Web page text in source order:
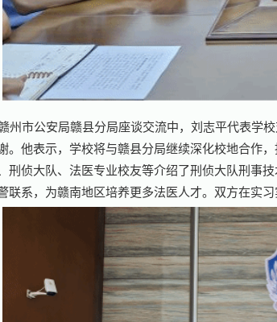
州市公安局赣县分局座谈交流中，刘志平代表学
。他表示，学校将与赣县分局继续深化校地合作
刑侦大队、法医专业校友等介绍了刑侦大队刑事
联系，为赣南地区培养更多法医人才。双方在实